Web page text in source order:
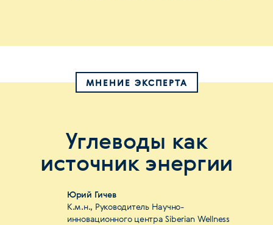
МНЕНИЕ ЭКСПЕРТА
Углеводы как
источник энергии
Юрий Гичев
К.м.н., Руководитель Научно-
инновационного центра Siberian Wellness